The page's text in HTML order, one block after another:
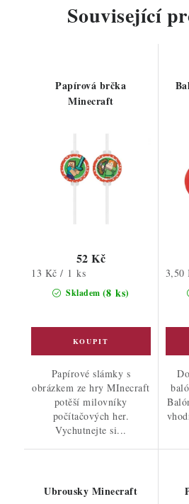
Související
Papírová brčka
Minecraft
Skladem (8 ks)
52 Kč
Měrná
13 Kč / 1 ks
Papírové slámky s
obrázkem ze hry MInecraft
potěší milovníky
počítačových her.
Vychutnejte si...
3,50
Ubrousky Minecraft